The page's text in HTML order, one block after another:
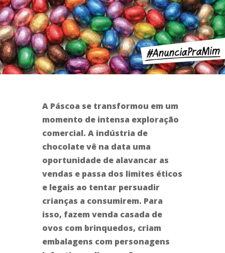
A Páscoa se transformou em um
momento de intensa exploração
comercial. A indústria de
chocolate vê na data uma
oportunidade de alavancar as
vendas e passa dos limites éticos
e legais ao tentar persuadir
crianças a consumirem. Para
isso, fazem venda casada de
ovos com brinquedos, criam
embalagens com personagens